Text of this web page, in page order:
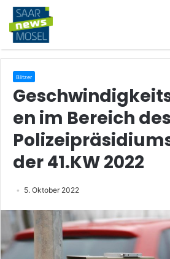
Blitzer
en im Bereich des
der 41.KW 2022
5. Oktober 2022